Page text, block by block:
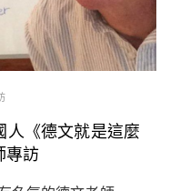
人《德文就是這麼
專訪